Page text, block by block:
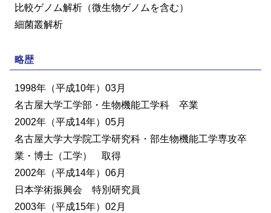
比較ゲノム解析（微生物ゲノムを含む）
細菌叢解析
略歴
1998年（平成10年）03月
名古屋大学工学部・生物機能工学科 卒業
2002年（平成14年）05月
名古屋大学大学院工学研究科・部生物機能工学専攻卒
業・博士（工学） 取得
2002年（平成14年）06月
日本学術振興会 特別研究員
2003年（平成15年）02月